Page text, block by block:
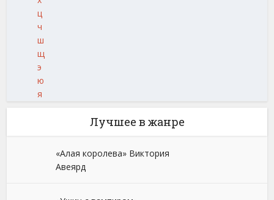
ц
ч
ш
щ
э
ю
я
Лучшее в жанре
«Алая королева» Виктория
Авеярд